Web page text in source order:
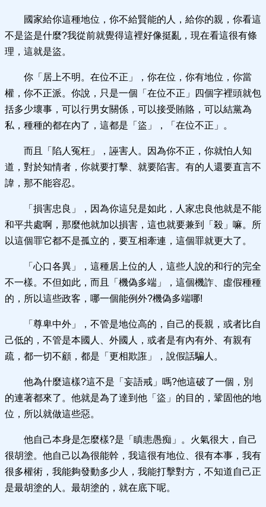
國家給你這種地位，你不給賢能的人，給你的親，你看這
不是盜是什麼?我從前就覺得這裡好像挺亂，現在看這很有條
理，這就是盜。
你‌「居上不明。在位不正」，你在位，你有地位，你當
權，你不正派。你說，只是一個‌「在位不正」四個字裡頭就包
括多少壞事，可以行男女關係，可以接受賄賂，可以結黨為
私，種種的都在內了，這都是‌「盜」，‌「在位不正」。
而且‌「陷人冤枉」，誣害人。因為你不正，你就怕人知
道，對於知情者，你就要打擊、就要陷害。有的人還要直言不
諱，那不能容忍。
‌「損害忠良」，因為你這兒是如此，人家忠良他就是不能
和平共處啊，那麼他就加以損害，這也就要兼到‌「殺」嘛。所
以這個罪它都不是孤立的，要互相牽連，這個罪就更大了。
‌「心口各異」，這種居上位的人，這些人說的和行的完全
不一樣。不但如此，而且‌「機偽多端」，這個機詐、虛假種種
的，所以這些政客，哪一個能例外?機偽多端哪!
‌「尊卑中外」，不管是地位高的，自己的長親，或者比自
己低的，不管是本國人、外國人，或者是有內有外、有親有
疏，都一切不顧，都是‌「更相欺誑」，說假話騙人。
他為什麼這樣?這不是‌「妄語戒」嗎?他這破了一個，別
的連著都來了。他就是為了達到他‌「盜」的目的，鞏固他的地
位，所以就做這些惡。
他自己本身是怎麼樣?是‌「瞋恚愚痴」。火氣很大，自己
很胡塗。他自己以為很能幹，我這很有地位、很有本事，我有
很多權術，我能夠發動多少人，我能打擊對方，不知道自己正
是最胡塗的人。最胡塗的，就在底下呢。